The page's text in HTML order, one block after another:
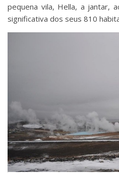
pequena vila, Hella, a jantar,
significativa dos seus 810